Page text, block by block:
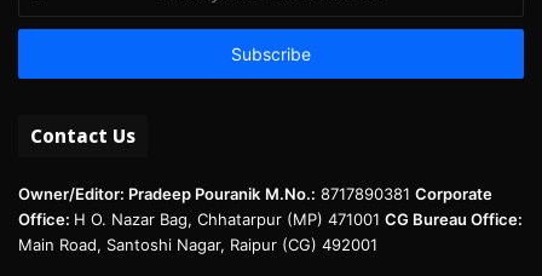
Email
Contact Us
Owner/Editor: Pradeep Pouranik M.No.: 8717890381 Corporate
Office: H O. Nazar Bag, Chhatarpur (MP) 471001 CG Bureau Office:
Main Road, Santoshi Nagar, Raipur (CG) 492001